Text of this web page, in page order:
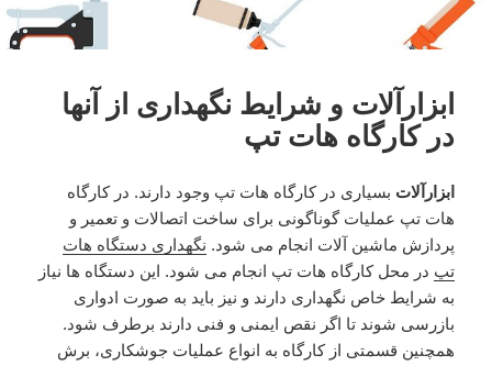
ابزارآلات و شرایط نگهداری از آنها
در کارگاه هات تپ
ابزارآلات بسیاری در کارگاه هات تپ وجود دارند. در کارگاه
هات تپ عملیات گوناگونی برای ساخت اتصالات و تعمیر و
پردازش ماشین آلات انجام می شود. نگهداری دستگاه هات
تپ در محل کارگاه هات تپ انجام می شود. این دستگاه ها نیاز
به شرایط خاص نگهداری دارند و نیز باید به صورت ادواری
بازرسی شوند تا اگر نقص ایمنی و فنی دارند برطرف شود.
همچنین قسمتی از کارگاه به انواع عملیات جوشکاری، برش